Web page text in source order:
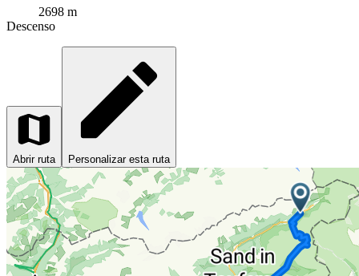
2698 m
Descenso
Abrir ruta Personalizar esta ruta